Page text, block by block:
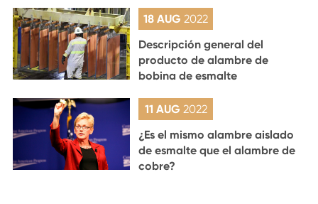
18 AUG2022
Descripción general del
producto de alambre de
bobina de esmalte
11 AUG 2022
¿Es el mismo alambre aislado
de esmalte que el alambre de
cobre?